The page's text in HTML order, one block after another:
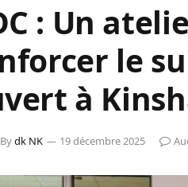
: Un
le
à
Bydk NK 19 décembre 2025